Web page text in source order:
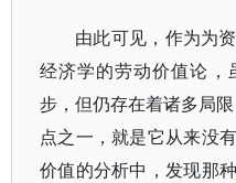
由此可见，作为为
经济学的劳动价值论，
步，但仍存在着诸多局
点之一，就是它从来没
价值的分析中，发现那